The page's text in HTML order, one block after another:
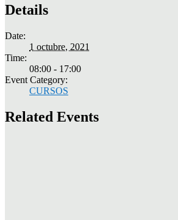
Details
Date:
1 octubre, 2021
Time:
08:00 - 17:00
Event Category:
CURSOS
Related Events